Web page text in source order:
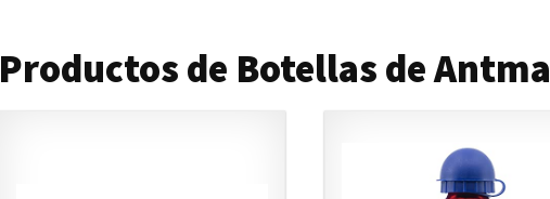
Productos de Botellas de